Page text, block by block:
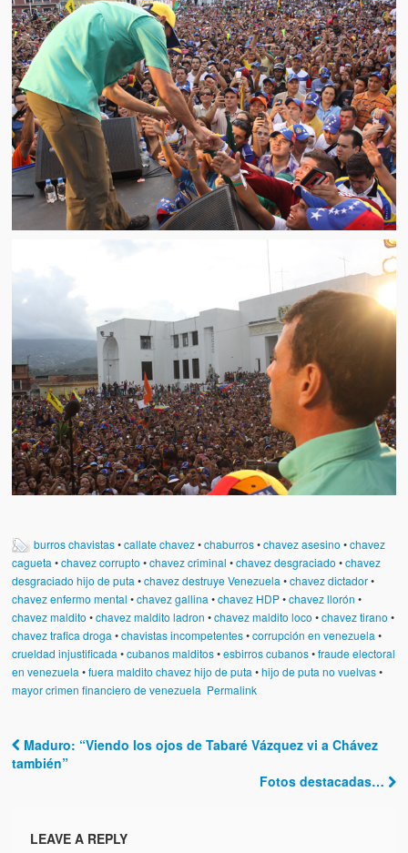
burros chavistas•callate chavez•chaburros•chavez asesino •chavez
cagueta •chavez corrupto •chavez criminal •chavez desgraciado •chavez
desgraciado hijo de puta •chavez destruye Venezuela •chavez dictador•
chavez enfermo mental •chavez gallina •chavez HDP•chavez llorón •
chavez maldito •chavez maldito ladron •chavez maldito loco •chavez tirano •
chavez trafica droga •chavistas incompetentes•corrupción en venezuela •
crueldad injustificada •cubanos malditos•esbirros cubanos•fraude electoral
en venezuela •fuera maldito chavez hijo de puta •hijo de puta no vuelvas•
mayor crimen financiero de venezuela Permalink
Post navigation
Maduro: “Viendo los ojos de Tabaré Vázquez vi a Chávez
también”
Fotos destacadas…
LEAVE A REPLY